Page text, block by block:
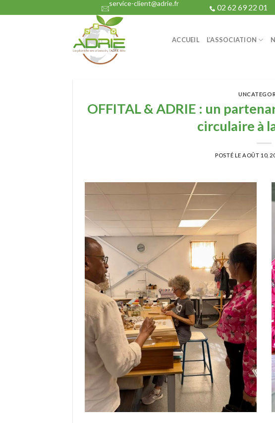
to
service-client@adrie.fr 02 62 69 22 01
ACCUEIL L’ASSOCIATION
OFFITAL & ADRIE : un
circulaire à
POSTÉ LE AOÛT 10,